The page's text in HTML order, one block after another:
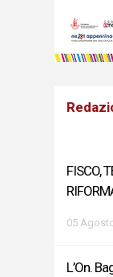
FISCO,
05
L’On.